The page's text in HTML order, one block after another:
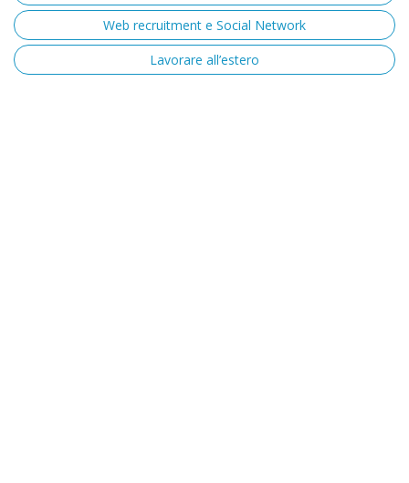
Web recruitment e Social Network
Lavorare all’estero